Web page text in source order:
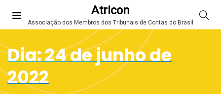
Atricon
Associação dos Membros dos Tribunais de Contas do Brasil
Dia:24 de junho de
2022